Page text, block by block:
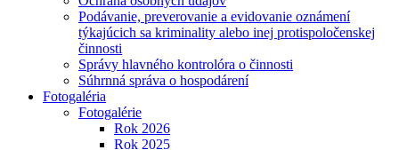
Podávanie, preverovanie a evidovanie oznámení
týkajúcich sa kriminality alebo inej protispoločenskej
činnosti
Správy hlavného kontrolóra o činnosti
Súhrnná správa o hospodárení
Fotogaléria
Fotogalérie
Rok 2026
Rok 2025